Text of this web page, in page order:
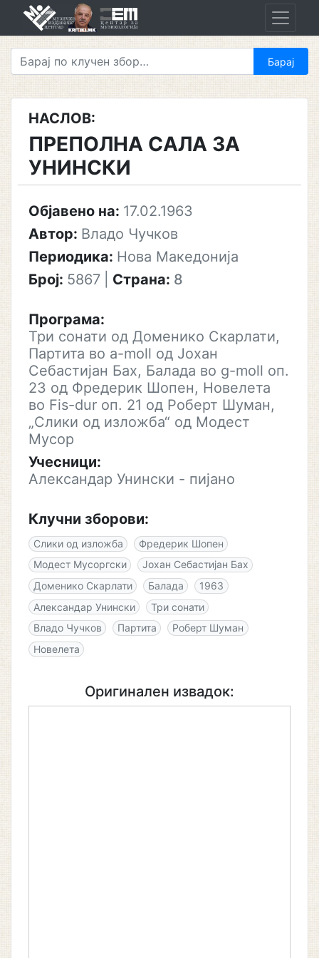
НАСЛОВ:
ПРЕПОЛНА САЛА ЗА
УНИНСКИ
Објавено на: 17.02.1963
Автор: Владо Чучков
Периодика: Нова Македонија
Број: 5867 Страна: 8
Програма:
Три сонати од Доменико Скарлати,
Партита во a-moll од Јохан
Себастијан Бах, Балада во g-moll оп.
23 од Фредерик Шопен, Новелета
во Fis-dur оп. 21 од Роберт Шуман,
„Слики од изложба“ од Модест
Мусор
Учесници:
Александар Унински - пијано
Клучни зборови:
Слики од изложба
Фредерик Шопен
Модест Мусоргски
Јохан Себастијан Бах
Доменико Скарлати
Балада
1963
Александар Унински
Три сонати
Владо Чучков
Партита
Роберт Шуман
Новелета
Оригинален извадок: